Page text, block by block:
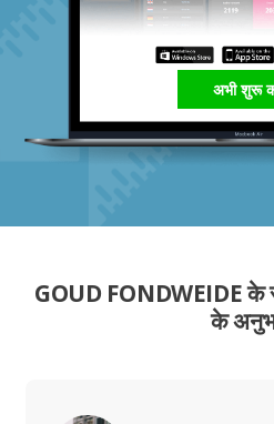
अभी शुरू
GOUD FONDWEIDE के
के